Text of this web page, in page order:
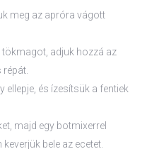
meg az apróra vágott
adjuk hozzá az
ellepje, és ízesítsük a fentiek
majd egy botmixerrel
bele az ecetet.